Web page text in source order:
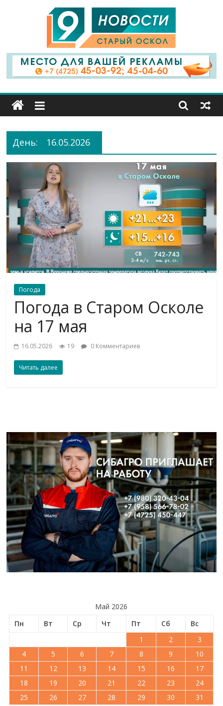
9
Канал
Старый
Оскол
День: 16.05.2026
Погода
Погода в Старом Осколе
на 17 мая
16.05.2026 19 0 Комментариев
Читать далее
Май 2026
Пн
Вт Ср Чт Пт Сб
Вс
1
2
3
4
5 6 7 8 9
10
11
12 13 14 15 16
17
18
19 20 21 22 23
24
25
26 27 28 29 30 31